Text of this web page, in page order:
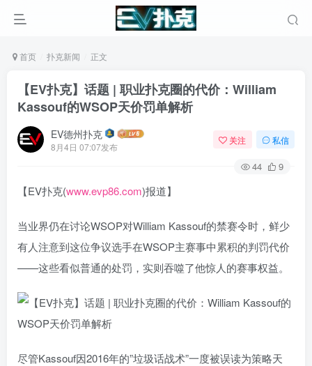
首页 扑克新闻 正文
【EV扑克】话题 | 职业扑克圈的代价：William
Kassouf的WSOP天价罚单解析
EV德州扑克
8月4日 07:07发布
关注 私信
44 9
【EV扑克(www.evp86.com)报道】
当业界仍在讨论WSOP对William Kassouf的禁赛令时，鲜少
有人注意到这位争议选手在WSOP主赛事中累积的判罚代价
——这些看似普通的处罚，实则吞噬了他惊人的赛事权益。
尽管Kassouf因2016年的”垃圾话战术”一度被误读为策略天